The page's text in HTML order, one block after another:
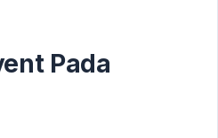
Pada